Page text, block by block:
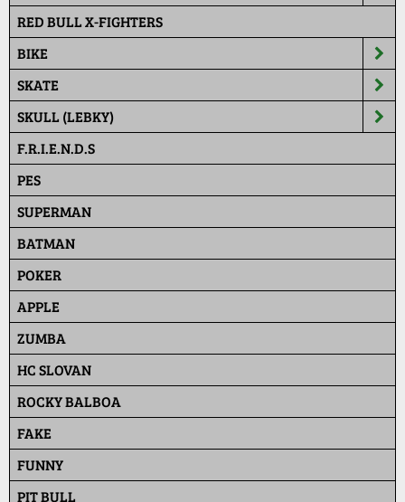
RED BULL X-FIGHTERS
BIKE
SKATE
SKULL (LEBKY)
F.R.I.E.N.D.S
PES
SUPERMAN
BATMAN
POKER
APPLE
ZUMBA
HC SLOVAN
ROCKY BALBOA
FAKE
FUNNY
PIT BULL